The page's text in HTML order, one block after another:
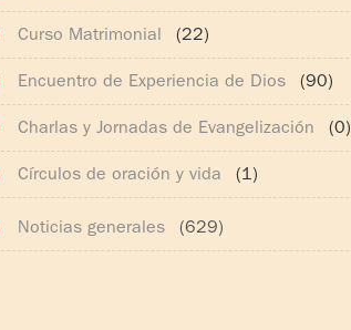
Curso Matrimonial (22)
Encuentro de Experiencia de Dios (90)
Charlas y Jornadas de Evangelización (0)
Círculos de oración y vida (1)
Noticias generales (629)